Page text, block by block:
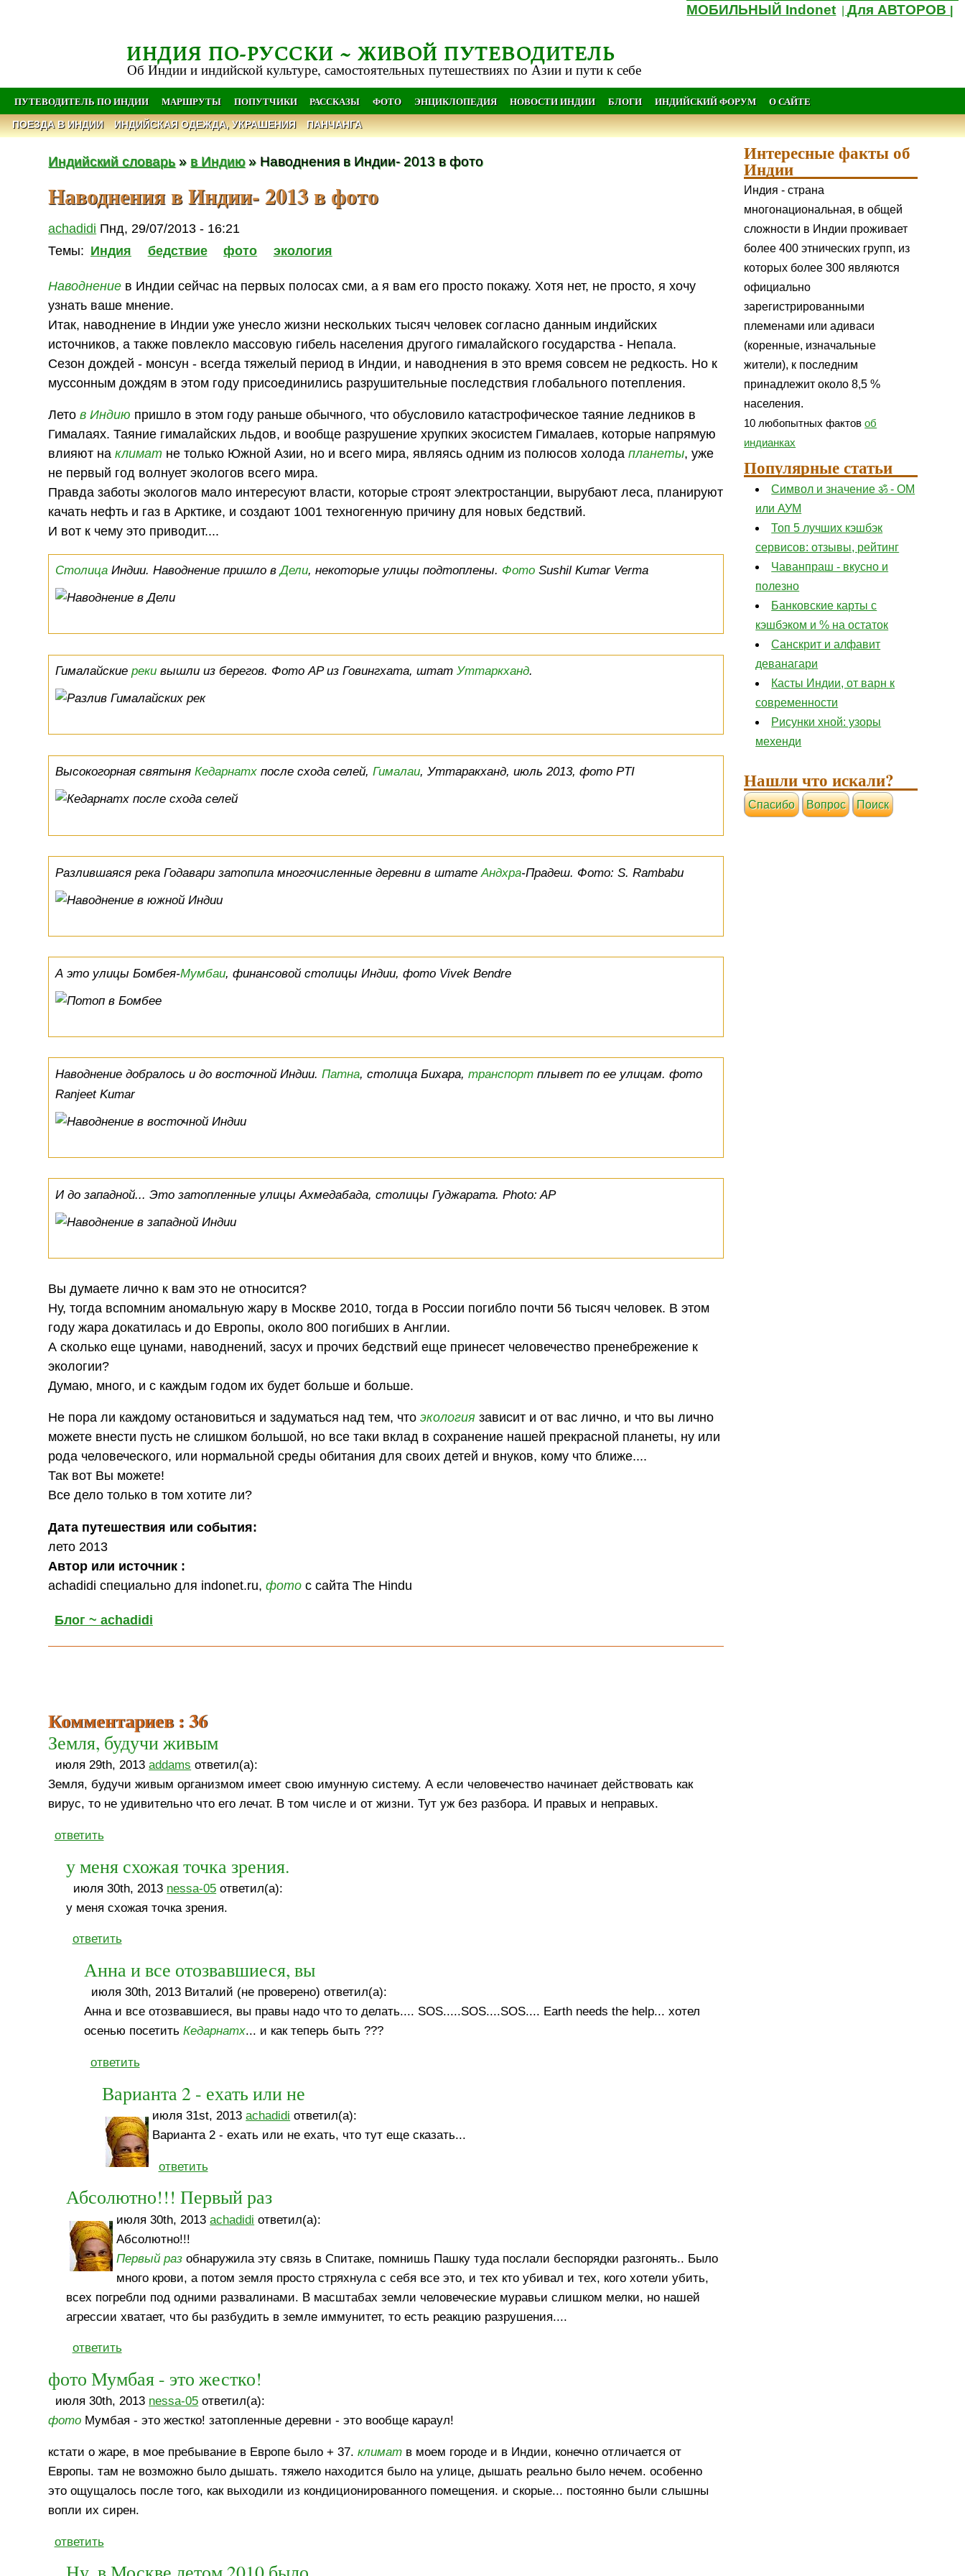
МОБИЛЬНЫЙ Indonet |Для АВТОРОВ
ИНДИЯ ПО-РУССКИ ~ ЖИВОЙ ПУТЕВОДИТЕЛЬ
Об Индии и индийской культуре, самостоятельных путешествиях по Азии и пути к себе
ПУТЕВОДИТЕЛЬ ПО ИНДИИ МАРШРУТЫ ПОПУТЧИКИ РАССКАЗЫ ФОТО ЭНЦИКЛОПЕДИЯ НОВОСТИ ИНДИИ БЛОГИ ИНДИЙСКИЙ ФОРУМ О САЙТЕ
ПОЕЗДА В ИНДИИ ИНДИЙСКАЯ ОДЕЖДА, УКРАШЕНИЯ ПАНЧАНГА
Индийский словарь» в Индию» Наводнения в Индии- 2013 в фото
Наводнения в Индии- 2013 в фото
achadidi Пнд, 29/07/2013 - 16:21
Темы: Индия бедствие фото экология
Наводнение в Индии сейчас на первых полосах сми, а я вам его просто покажу. Хотя нет, не просто, я хочу
узнать ваше мнение.
Итак, наводнение в Индии уже унесло жизни нескольких тысяч человек согласно данным индийских
источников, а также повлекло массовую гибель населения другого гималайского государства - Непала.
Сезон дождей - монсун - всегда тяжелый период в Индии, и наводнения в это время совсем не редкость. Но к
муссонным дождям в этом году присоединились разрушительные последствия глобального потепления.
Летов Индию пришло в этом году раньше обычного, что обусловило катастрофическое таяние ледников в
Гималаях. Таяние гималайских льдов, и вообще разрушение хрупких экосистем Гималаев, которые напрямую
влияют наклимат не только Южной Азии, но и всего мира, являясь одним из полюсов холодапланеты, уже
не первый год волнует экологов всего мира.
Правда заботы экологов мало интересуют власти, которые строят электростанции, вырубают леса, планируют
качать нефть и газ в Арктике, и создают 1001 техногенную причину для новых бедствий.
И вот к чему это приводит....
СтолицаИндии. Наводнение пришло вДели, некоторые улицы подтоплены. ФотоSushil Kumar Verma
Гималайские рекивышли из берегов. Фото AP из Говингхата, штат Уттаркханд.
Высокогорная святыня Кедарнатхпосле схода селей, Гималаи, Уттаракханд, июль 2013, фото PTI
Разлившаяся река Годавари затопила многочисленные деревни в штате Андхра-Прадеш. Фото: S. Rambabu
А это улицы Бомбея-Мумбаи, финансовой столицы Индии, фото Vivek Bendre
Наводнение добралось и до восточной Индии. Патна, столица Бихара, транспортплывет по ее улицам. фото
Ranjeet Kumar
И до западной... Это затопленные улицы Ахмедабада, столицы Гуджарата. Photo: AP
Вы думаете лично к вам это не относится?
Ну, тогда вспомним аномальную жару в Москве 2010, тогда в России погибло почти 56 тысяч человек. В этом
году жара докатилась и до Европы, около 800 погибших в Англии.
А сколько еще цунами, наводнений, засух и прочих бедствий еще принесет человечество пренебрежение к
экологии?
Думаю, много, и с каждым годом их будет больше и больше.
Не пора ли каждому остановиться и задуматься над тем, чтоэкология зависит и от вас лично, и что вы лично
можете внести пусть не слишком большой, но все таки вклад в сохранение нашей прекрасной планеты, ну или
рода человеческого, или нормальной среды обитания для своих детей и внуков, кому что ближе....
Так вот Вы можете!
Все дело только в том хотите ли?
Дата путешествия или события:
лето 2013
Автор или источник :
achadidi специально для indonet.ru,фото с сайта The Hindu
Блог ~ achadidi
Комментариев : 36
Земля, будучи живым
июля 29th, 2013addams ответил(а):
Земля, будучи живым организмом имеет свою имунную систему. А если человечество начинает действовать как
вирус, то не удивительно что его лечат. В том числе и от жизни. Тут уж без разбора. И правых и неправых.
ответить
у меня схожая точка зрения.
июля 30th, 2013 nessa-05 ответил(а):
у меня схожая точка зрения.
ответить
Анна и все отозвавшиеся, вы
июля 30th, 2013 Виталий (не проверено) ответил(а):
Анна и все отозвавшиеся, вы правы надо что то делать.... SOS.....SOS....SOS.... Earth needs the help... хотел
осенью посетитьКедарнатх... и как теперь быть ???
ответить
Варианта 2 - ехать или не
июля 31st, 2013achadidi ответил(а):
Варианта 2 - ехать или не ехать, что тут еще сказать...
ответить
Абсолютно!!! Первый раз
июля 30th, 2013achadidi ответил(а):
Абсолютно!!!
Первый раз обнаружила эту связь в Спитаке, помнишь Пашку туда послали беспорядки разгонять.. Было
много крови, а потом земля просто стряхнула с себя все это, и тех кто убивал и тех, кого хотели убить,
всех погребли под одними развалинами. В масштабах земли человеческие муравьи слишком мелки, но нашей
агрессии хватает, что бы разбудить в земле иммунитет, то есть реакцию разрушения....
ответить
фото Мумбая - это жестко!
июля 30th, 2013 nessa-05 ответил(а):
фото Мумбая - это жестко! затопленные деревни - это вообще караул!
кстати о жаре, в мое пребывание в Европе было + 37.климат в моем городе и в Индии, конечно отличается от
Европы. там не возможно было дышать. тяжело находится было на улице, дышать реально было нечем. особенно
это ощущалось после того, как выходили из кондиционированного помещения. и скорые... постоянно были слышны
вопли их сирен.
ответить
Интересные факты об
Индии
Индия - страна
многонациональная, в общей
сложности в Индии проживает
более 400 этнических групп, из
которых более 300 являются
официально
зарегистрированными
племенами или адиваси
(коренные, изначальные
жители), к последним
принадлежит около 8,5 %
населения.
10 любопытных фактовоб
индианках
Популярные статьи
Символ и значение ॐ - ОМ
или АУМ
Топ 5 лучших кэшбэк
сервисов: отзывы, рейтинг
Чаванпраш - вкусно и
полезно
Банковские карты с
кэшбэком и % на остаток
Санскрит и алфавит
деванагари
Касты Индии, от варн к
современности
Рисунки хной: узоры
мехенди
Нашли что искали?
Cпасибо Вопрос Поиск